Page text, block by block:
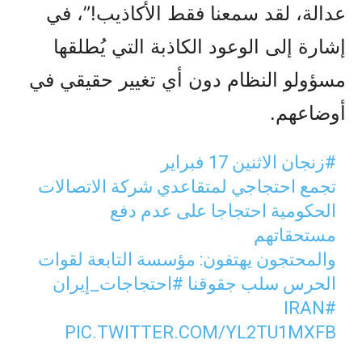
عدالة، لقد سمعنا فقط الأكاذيب!”، في
إشارة إلى الوعود الكاذبة التي يُطلقها
مسؤولو النظام دون أي تغيير حقيقي في
أوضاعهم.
#زنجان الاثنين 17 فبراير
تجمع احتجاجي لمتقاعدي شركة الاتصالات
الحكومية احتجاجا على عدم دفع
مستحقاتهم
والمحتجون يهتفون: مؤسسة التابعة لقوات
الحرس سلب جقوقنا #احتجاجات_إيران
#IRAN
PIC.TWITTER.COM/YL2TU1MXFB